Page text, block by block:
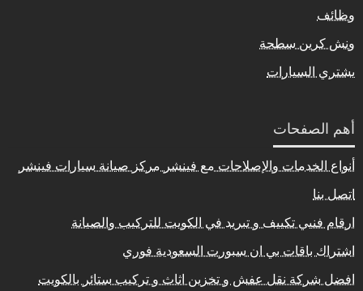
وظائف
ونش كرين سطحة
يشتري السيارات
أهم الصفحات
أنواع الخدمات والإصلاحات مع فينشر مركز صيانة سيارات فينشر
اتصل بنا
ارقام فنيي تكييف و تبريد في الكويت للتركيب والصيانة
اشتراك باقات بي ان سبورت السعودية فوري
افضل شركة نقل عفش و تخزين اثاث و تركيب ستائر بالكويت